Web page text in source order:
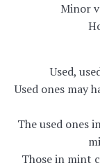
Minor
Used,
Used ones may
The used ones
Those in mint